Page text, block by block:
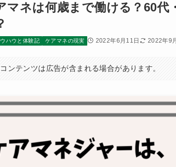
マネは何歳まで働ける？60
ハウと体験記 ケアマネの現実 2022年6月11日 2022年9
ンテンツは広告が含まれる場合があります。